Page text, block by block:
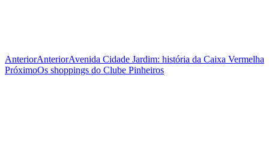
AnteriorAnteriorAvenida Cidade Jardim: história da Caixa Vermelha
PróximoOs shoppings do Clube Pinheiros